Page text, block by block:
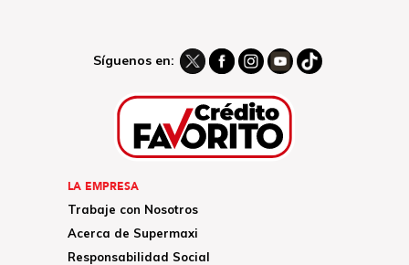
Síguenos en:
LA EMPRESA
Trabaje con Nosotros
Acerca de Supermaxi
Responsabilidad Social